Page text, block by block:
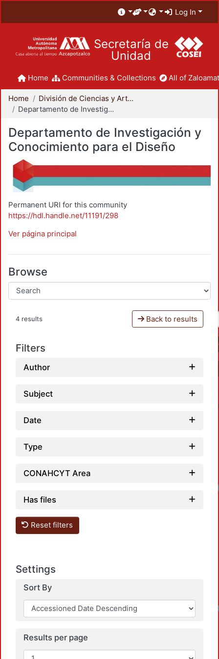
Log In
Secretaría de
Unidad
Home Communities & Collections All of
Home
División de Ciencias y Artes para el Diseño
Departamento de Investigación y Conocimiento para el Diseño
Departamento de Investigación y
Conocimiento para el Diseño
Permanent URI for this community
https://hdl.handle.net/11191/298
Ver página principal
Browse
4 results Back to results
Filters
Author
Subject
Date
Type
CONAHCYT Area
Has files
Reset filters
Settings
Sort By
Results per page